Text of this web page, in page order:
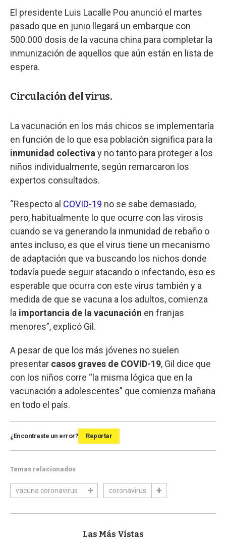
El presidente Luis Lacalle Pou anunció el martes
pasado que en junio llegará un embarque con
500.000 dosis de la vacuna china para completar la
inmunización de aquellos que aún están en lista de
espera.
Circulación del virus.
La vacunación en los más chicos se implementaría
en función de lo que esa población significa para la
inmunidad colectiva y no tanto para proteger a los
niños individualmente, según remarcaron los
expertos consultados.
“Respecto al COVID-19 no se sabe demasiado,
pero, habitualmente lo que ocurre con las virosis
cuando se va generando la inmunidad de rebaño o
antes incluso, es que el virus tiene un mecanismo
de adaptación que va buscando los nichos donde
todavía puede seguir atacando o infectando, eso es
esperable que ocurra con este virus también y a
medida de que se vacuna a los adultos, comienza
la importancia de la vacunación en franjas
menores”, explicó Gil.
A pesar de que los más jóvenes no suelen
presentar casos graves de COVID-19, Gil dice que
con los niños corre “la misma lógica que en la
vacunación a adolescentes” que comienza mañana
en todo el país.
¿Encontraste un error? Reportar
Temas relacionados
vacuna coronavirus coronavirus
Las Más Vistas